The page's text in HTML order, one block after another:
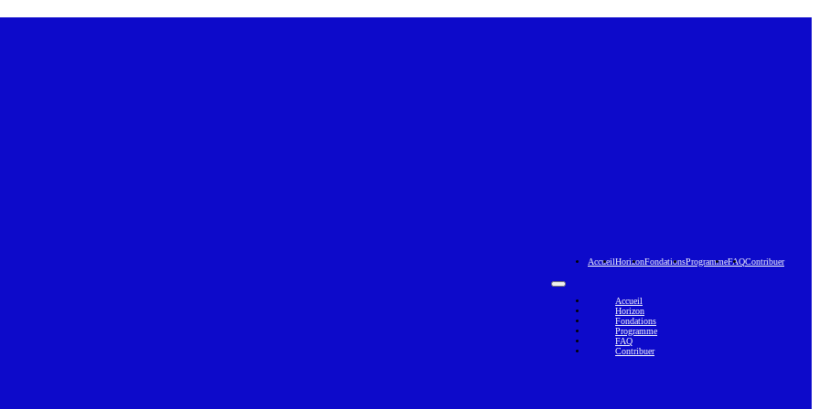
AccueilHorizonFondationsProgrammeFAQContribuer
Accueil
Horizon
Fondations
Programme
FAQ
Contribuer